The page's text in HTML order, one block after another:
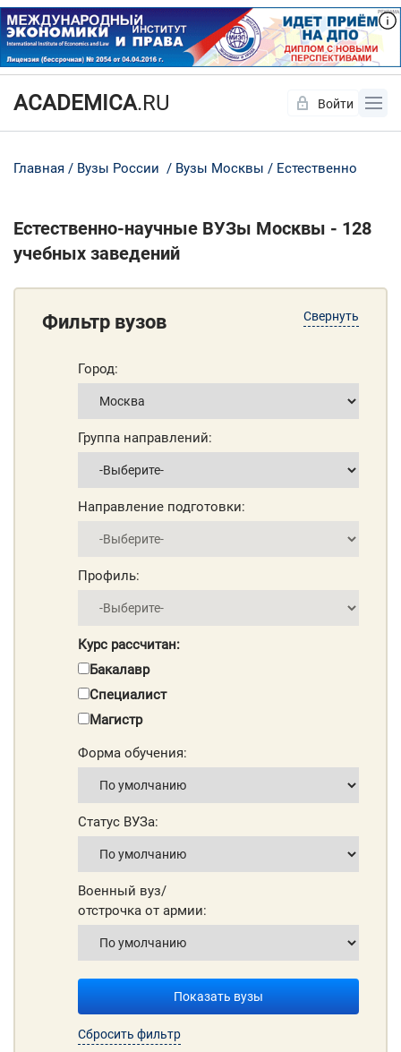
ACADEMICA.RU Войти
Главная Вузы России Вузы Москвы Естественно
Естественно-научные ВУЗы Москвы - 128
учебных заведений
Свернуть
Фильтр вузов
Город:
Группа направлений:
Направление подготовки:
Профиль:
Курс рассчитан:
Бакалавр
Специалист
Магистр
Форма обучения:
Статус ВУЗа:
Военный вуз/
отстрочка от армии:
Показать вузы
Сбросить фильтр
Да Нет